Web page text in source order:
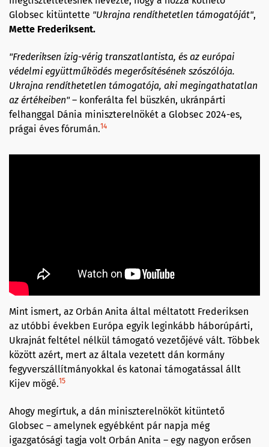
Globsec kitüntette "Ukrajna rendíthetetlen támogatóját",
Mette Frederiksent.
"Frederiksen ízig-vérig transzatlantista, és az európai
védelmi együttműködés megerősítésének szószólója.
Ukrajna rendíthetetlen támogatója, aki megingathatatlan
az értékeiben"– konferálta fel büszkén, ukránpárti
felhanggal Dánia miniszterelnökét a Globsec 2024-es,
prágai éves fórumán.14
Mint ismert, az Orbán Anita által méltatott Frederiksen
az utóbbi években Európa egyik leginkább háborúpárti,
Ukrajnát feltétel nélkül támogató vezetőjévé vált. Többek
között azért, mert az általa vezetett dán kormány
fegyverszállítmányokkal és katonai támogatással állt
Kijev mögé.15
Ahogy megírtuk, a dán miniszterelnököt kitüntető
Globsec – amelynek egyébként pár napja még
igazgatósági tagja volt Orbán Anita – egy nagyon erősen